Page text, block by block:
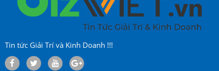
Tin tức Giải Trí và Kinh Doanh !!!